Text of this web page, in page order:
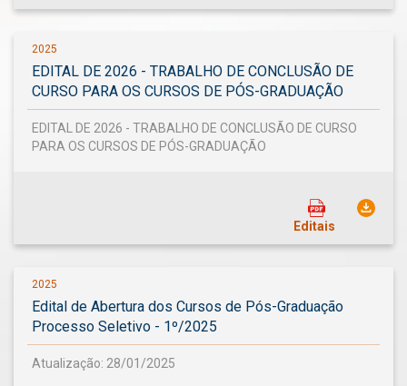
2025
EDITAL DE 2026 - TRABALHO DE CONCLUSÃO DE
CURSO PARA OS CURSOS DE PÓS-GRADUAÇÃO
EDITAL DE 2026 - TRABALHO DE CONCLUSÃO DE CURSO
PARA OS CURSOS DE PÓS-GRADUAÇÃO
Editais
2025
Edital de Abertura dos Cursos de Pós-Graduação
Processo Seletivo - 1º/2025
Atualização: 28/01/2025